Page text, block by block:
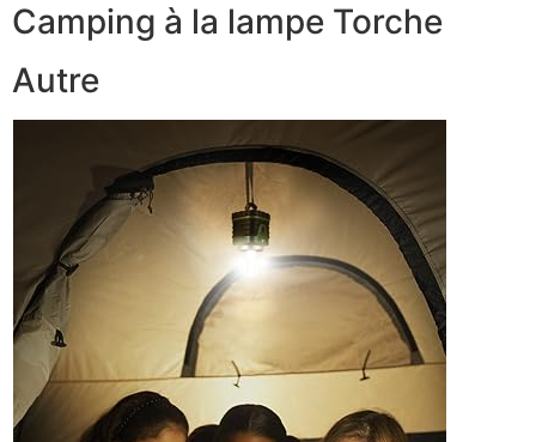
Camping à la lampe Torche
Autre